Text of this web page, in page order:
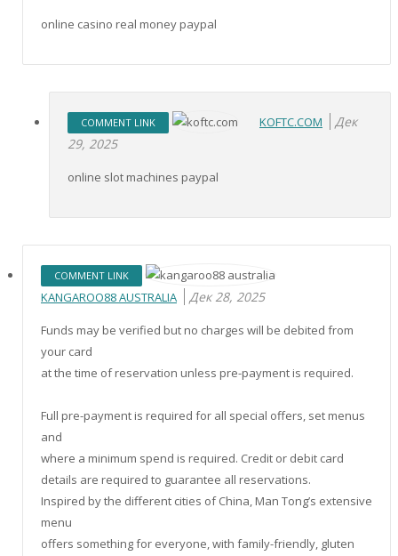
online casino real money paypal
COMMENT LINK KOFTC.COM
Дек
29, 2025
online slot machines paypal
COMMENT LINK
KANGAROO88 AUSTRALIA Дек 28, 2025
Funds may be verified but no charges will be debited from
your card
at the time of reservation unless pre-payment is required.
Full pre-payment is required for all special offers, set menus
and
where a minimum spend is required. Credit or debit card
details are required to guarantee all reservations.
Inspired by the different cities of China, Man Tong’s extensive
menu
offers something for everyone, with family-friendly, gluten